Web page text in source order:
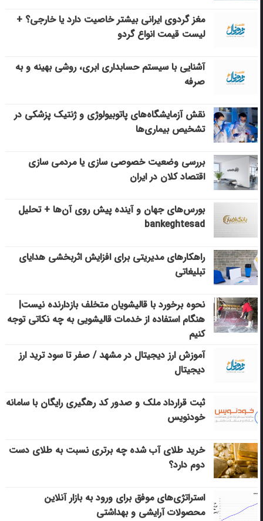
مغز گردوی ایرانی بیشتر خاصیت دارد یا خارجی؟ +
لیست قیمت انواع گردو
آشنایی با سیستم حسابداری ابری، روشی بهینه و به
صرفه
نقش آزمایشگاه‌های پاتوبیولوژی و ژنتیک پزشکی در
تشخیص بیماری‌ها
بررسی وضعیت خصوصی سازی یا مردمی سازی
اقتصاد کلان در ایران
بورس‌های جهان و آینده پیش روی آن‌ها + تحلیل
bankeghtesad
راهکارهای مدیریتی برای افزایش اثربخشی هدایای
تبلیغاتی
نحوه برخورد با قالیشویان متخلف بازدارنده نیست|
هنگام استفاده از خدمات قالیشویی به چه نکاتی توجه
کنیم
آموزش ارز دیجیتال در مشهد / صفر تا سود ترید ارز
دیجیتال
ثبت قرارداد ملک و صدور کد رهگیری رایگان با سامانه
خودنویس
خرید طلای آب شده چه برتری نسبت به طلای دست
دوم دارد؟
استراتژی‌های موفق برای ورود به بازار آنلاین
محصولات آرایشی و بهداشتی